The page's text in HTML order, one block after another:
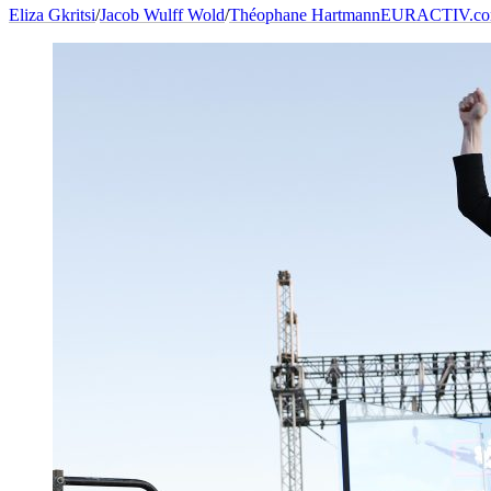
Eliza Gkritsi/Jacob Wulff Wold/Théophane Hartmann